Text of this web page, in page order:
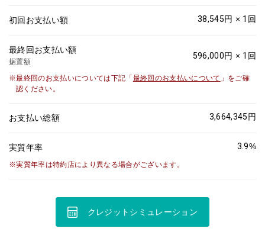
初回お支払い額 38,545円 × 1 回
最終回お支払い額
据置額
596,000円 × 1 回
最終回のお支払いについては下記「 最終回のお支払いについて 」をご確
認ください。
お支払い総額 3,664,345円
実質年率 3.9%
実質年率は特約店により異なる場合がございます。
クレジットシミュレーション